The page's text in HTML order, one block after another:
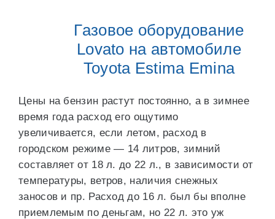
Газовое оборудование
Lovato на автомобиле
Toyota Estima Emina
Цены на бензин растут постоянно, а в зимнее
время года расход его ощутимо
увеличивается, если летом, расход в
городском режиме — 14 литров, зимний
составляет от 18 л. до 22 л., в зависимости от
температуры, ветров, наличия снежных
заносов и пр. Расход до 16 л. был бы вполне
приемлемым по деньгам, но 22 л. это уж